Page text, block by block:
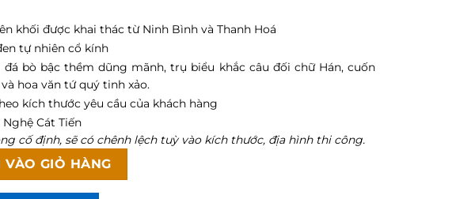
khối được khai thác từ Ninh Bình và Thanh Hoá
tự nhiên cổ kính
bò bậc thềm dũng mãnh, trụ biểu khắc câu đối chữ Hán, cuốn
hoa văn tứ quý tinh xảo.
kích thước yêu cầu của khách hàng
Cát Tiến
cố định, sẽ có chênh lệch tuỳ vào kích thước, địa hình thi công.
bậc thềm thi công tại Ninh Bình - MC27 số lượng
VÀO GIỎ HÀNG